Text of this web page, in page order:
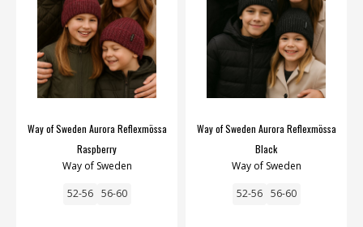
Way of Sweden Aurora Reflexmössa
Raspberry
Way of Sweden
52-56 56-60
Way of Sweden Aurora Reflexmössa
Black
Way of Sweden
52-56 56-60